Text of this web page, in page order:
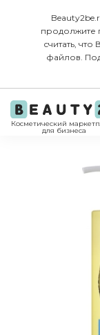
продолжите
считать,
файлов.
Косметический
для бизнеса